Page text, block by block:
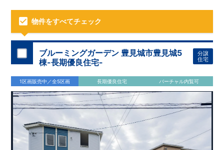
物件をすべてチェック
ブルーミングガーデン 豊見城市豊見城5
棟-長期優良住宅-
分譲
住宅
1区画販売中／全5区画 長期優良住宅 バーチャル内覧可